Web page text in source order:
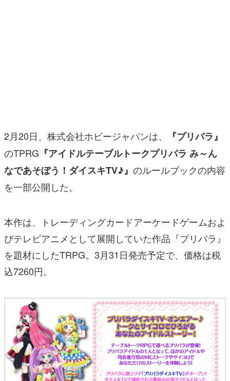
2月20日、株式会社ホビージャパンは、
『プリパラ』
のTPRG 『アイドルテーブルトークプリパラ み～ん
なであそぼう！ダイスキTV♪』 のルールブックの内容
を一部公開した。
本作は、トレーディングカードアーケードゲームおよ
びテレビアニメとして展開していた作品『プリパラ』
を題材にしたTRPG。3月31日発売予定で、価格は税
込7260円。